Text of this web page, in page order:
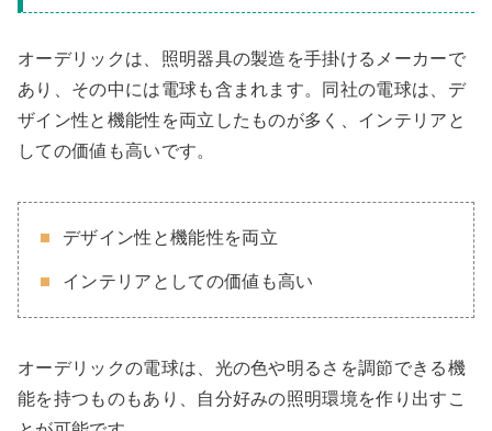
オーデリックは、照明器具の製造を手掛けるメーカーで
あり、その中には電球も含まれます。同社の電球は、デ
ザイン性と機能性を両立したものが多く、インテリアと
しての価値も高いです。
デザイン性と機能性を両立
インテリアとしての価値も高い
オーデリックの電球は、光の色や明るさを調節できる機
能を持つものもあり、自分好みの照明環境を作り出すこ